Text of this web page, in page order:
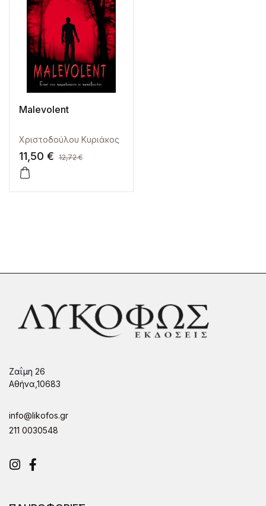
Malevolent
Χριστοδούλου Κυριάκος
11,50 € 12,72€
Ζαΐμη 26
Αθήνα,10683
info@likofos.gr
211 0030548
Instagram
Facebook